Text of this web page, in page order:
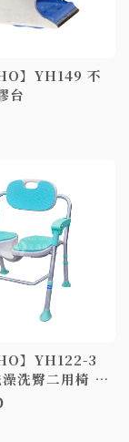
】YH149 不
台
】YH122-3
洗臀二用椅 洗
洗臀椅